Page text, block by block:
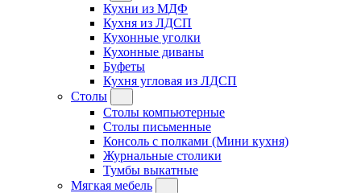
Кухни из МДФ
Кухня из ЛДСП
Кухонные уголки
Кухонные диваны
Буфеты
Кухня угловая из ЛДСП
Столы
Столы компьютерные
Столы письменные
Консоль с полками (Мини кухня)
Журнальные столики
Тумбы выкатные
Мягкая мебель